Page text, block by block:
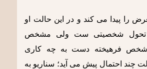
را پیدا می کند و در این حالت او
تحول شخصیتی ست ولی مشخص
فرهیخته دست به چه کاری
چند احتمال پیش می آید؛ سناریو به